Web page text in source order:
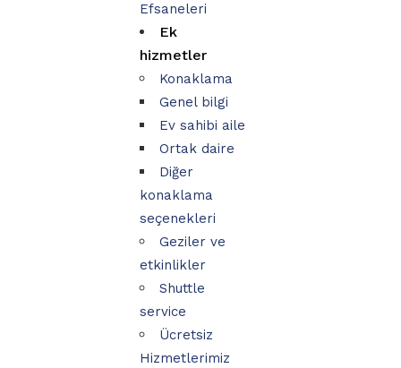
Efsaneleri
Ek
hizmetler
Konaklama
Genel bilgi
Ev sahibi aile
Ortak daire
Diğer
konaklama
seçenekleri
Geziler ve
etkinlikler
Shuttle
service
Ücretsiz
Hizmetlerimiz